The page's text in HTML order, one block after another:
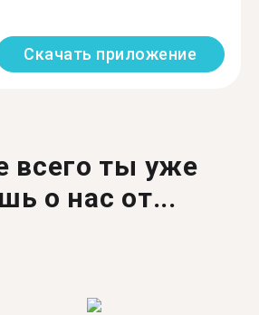
Скачать приложение
всего ты уже
о нас от...